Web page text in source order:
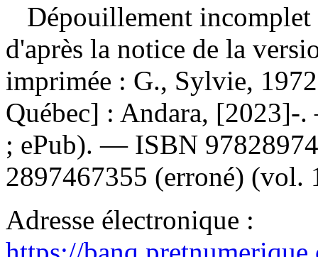
Dépouillement
d'après la notice de la
imprimée : G., Sylvie,
Québec] : Andara,
; ePub). — ISBN
2897467355 (erroné) (vol.
Adresse électronique :